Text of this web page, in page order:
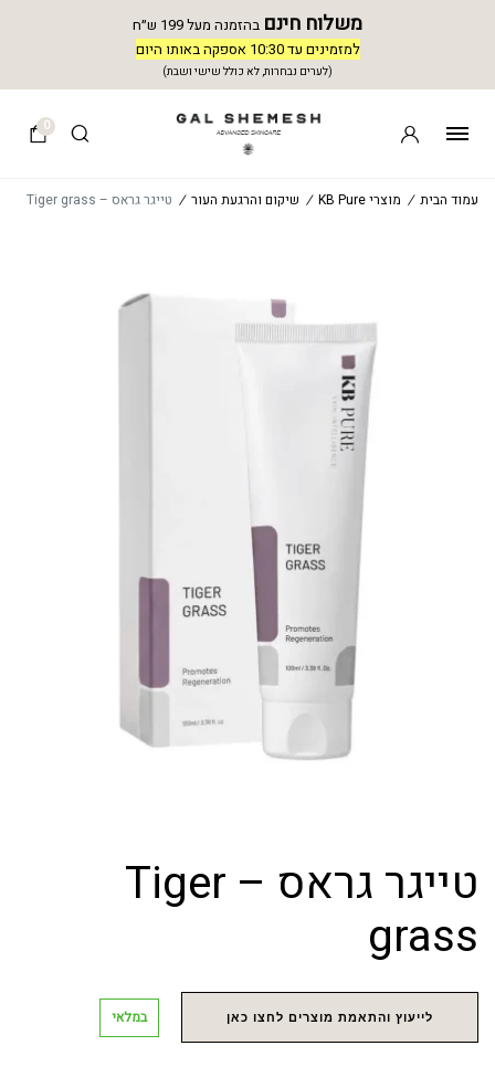
משלוח חינם בהזמנה מעל 199 ש״ח
למזמינים עד 10:30 אספקה באותו היום
(לערים נבחרות, לא כולל שישי ושבת)
0
עמוד הבית / מוצרי KB Pure / שיקום והרגעת העור / טייגר גראס – Tiger grass
טייגר גראס – Tiger
grass
לייעוץ והתאמת מוצרים לחצו כאן במלאי